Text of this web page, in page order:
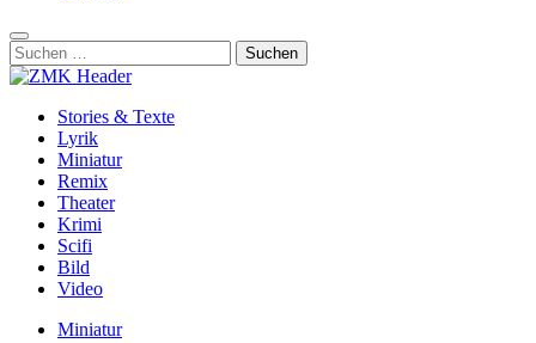
Suchen
nach:
Stories & Texte
Lyrik
Miniatur
Remix
Theater
Krimi
Scifi
Bild
Video
Miniatur